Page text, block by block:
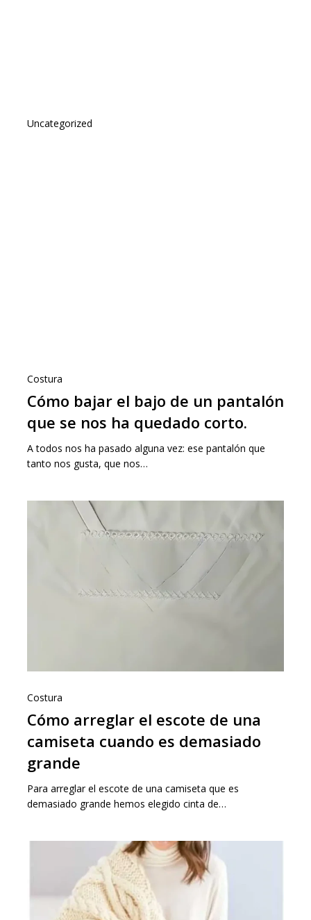
Uncategorized
Costura
Cómo bajar el bajo de un pantalón
que se nos ha quedado corto.
A todos nos ha pasado alguna vez: ese pantalón que
tanto nos gusta, que nos…
Costura
Cómo arreglar el escote de una
camiseta cuando es demasiado
grande
Para arreglar el escote de una camiseta que es
demasiado grande hemos elegido cinta de…